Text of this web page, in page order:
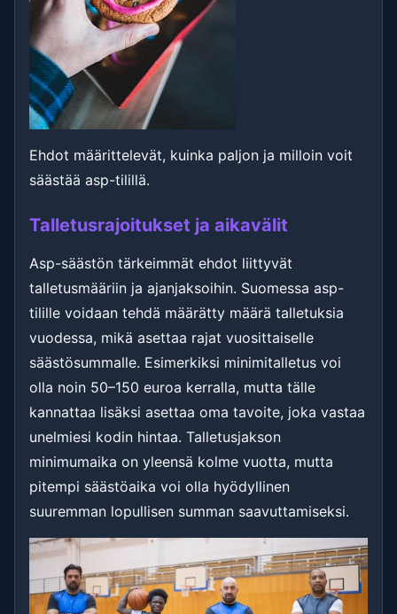
Ehdot määrittelevät, kuinka paljon ja milloin voit
säästää asp-tilillä.
Talletusrajoitukset ja aikavälit
Asp-säästön tärkeimmät ehdot liittyvät
talletusmääriin ja ajanjaksoihin. Suomessa asp-
tilille voidaan tehdä määrätty määrä talletuksia
vuodessa, mikä asettaa rajat vuosittaiselle
säästösummalle. Esimerkiksi minimitalletus voi
olla noin 50–150 euroa kerralla, mutta tälle
kannattaa lisäksi asettaa oma tavoite, joka vastaa
unelmiesi kodin hintaa. Talletusjakson
minimumaika on yleensä kolme vuotta, mutta
pitempi säästöaika voi olla hyödyllinen
suuremman lopullisen summan saavuttamiseksi.